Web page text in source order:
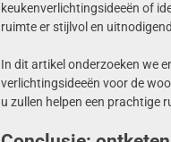
keukenverlichtingsideeën of
ruimte er stijlvol en
In dit artikel onderzoeken we
verlichtingsideeën voor de
u zullen helpen een prachtige